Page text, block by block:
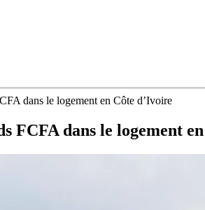
dans le logement en Côte d’Ivoire
FCFA dans le logement